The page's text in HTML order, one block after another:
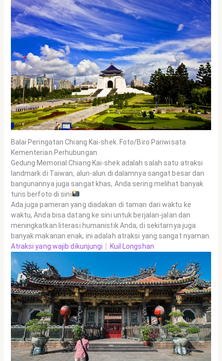
Balai Peringatan Chiang Kai-shek. Foto/Biro Pariwisata
Kementerian Perhubungan
Gedung Memorial Chiang Kai-shek adalah salah satu atraksi
landmark di Taiwan, alun-alun di dalamnya sangat besar dan
bangunannya juga sangat khas, Anda sering melihat banyak
turis berfoto di sini
Ada juga pameran yang diadakan di taman dari waktu ke
waktu, Anda bisa datang ke sini untuk berjalan-jalan dan
meningkatkan literasi humanistik Anda, di sekitarnya juga
banyak makanan enak, ini adalah atraksi yang sangat nyaman.
Atraksi yang wajib dikunjungi｜Kuil Longshan